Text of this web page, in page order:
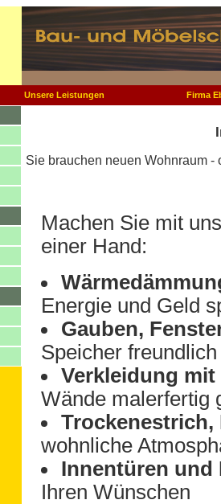
Unsere Leistungen Firma
Sie brauchen neuen Wohnraum
Machen Sie mit
einer Hand:
Energie und Geld
Gauben,
Speicher
Verkleidung
Wände malerfertig
Trockenestrich,
wohnliche
Innentüren und
Ihren Wünschen